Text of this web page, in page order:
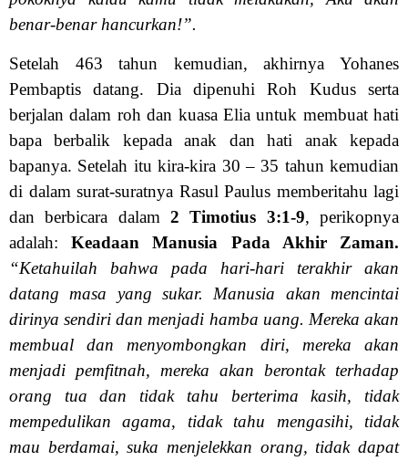
benar-benar hancurkan!”.
Setelah 463 tahun kemudian, akhirnya Yohanes
Pembaptis datang. Dia dipenuhi Roh Kudus serta
berjalan dalam roh dan kuasa Elia untuk membuat hati
bapa berbalik kepada anak dan hati anak kepada
bapanya. Setelah itu kira-kira 30 – 35 tahun kemudian
di dalam surat-suratnya Rasul Paulus memberitahu lagi
dan berbicara dalam 2 Timotius 3:1-9, perikopnya
adalah:Keadaan Manusia Pada Akhir Zaman.
“Ketahuilah bahwa pada hari-hari terakhir akan
datang masa yang sukar. Manusia akan mencintai
dirinya sendiri dan menjadi hamba uang. Mereka akan
membual dan menyombongkan diri, mereka akan
menjadi pemfitnah, mereka akan berontak terhadap
orang tua dan tidak tahu berterima kasih, tidak
mempedulikan agama, tidak tahu mengasihi, tidak
mau berdamai, suka menjelekkan orang, tidak dapat